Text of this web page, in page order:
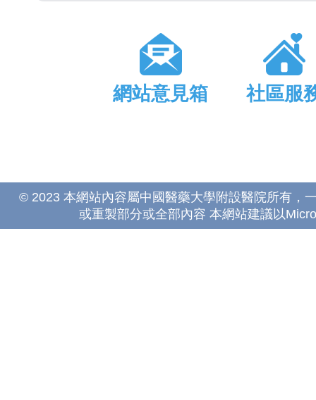
網站意見箱 社區服
© 2023 本網站內容屬中國醫藥大學附設醫院所有，
或重製部分或全部內容 本網站建議以